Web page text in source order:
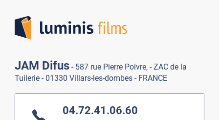
JAM Difus - 587 rue Pierre Poivre, - ZAC de la
Tuilerie - 01330 Villars-les-dombes - FRANCE
04.72.41.06.60